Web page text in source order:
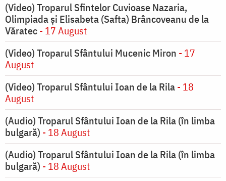
(Video) Troparul Sfintelor Cuvioase Nazaria,
Olimpiada și Elisabeta (Safta) Brâncoveanu de la
Văratec- 17 August
(Video) Troparul Sfântului Mucenic Miron - 17
August
(Video) Troparul Sfântului Ioan de la Rila- 18
August
(Audio) Troparul Sfântului Ioan de la Rila (în limba
bulgară) - 18 August
(Audio) Troparul Sfântului Ioan de la Rila (în limba
bulgară) - 18 August